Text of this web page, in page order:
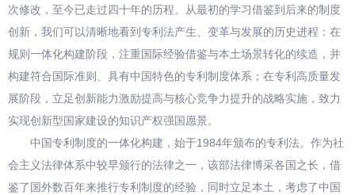
次修改，至今已走过四十年的历程。从最初的学习借鉴到后来的制度
创新，我们可以清晰地看到专利法产生、变革与发展的历史进程：在
规则一体化构建阶段，注重国际经验借鉴与本土场景转化的续造，并
构建符合国际准则、具有中国特色的专利制度体系；在专利高质量发
展阶段，立足创新能力激励提高与核心竞争力提升的战略实施，致力
实现创新型国家建设的知识产权强国愿景。
中国专利制度的一体化构建，始于1984年颁布的专利法。作为社
会主义法律体系中较早颁行的法律之一，该部法律博采各国之长，借
鉴了国外数百年来推行专利制度的经验，同时立足本土，考虑了中国